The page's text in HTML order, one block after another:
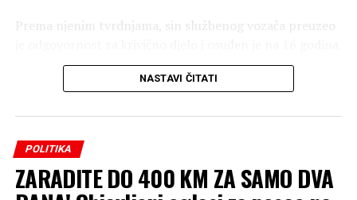
Prema njenim tvrdnjama, sin službenog vozača preuzeo
zatvora. Kako je navela, on je tokom postupka izjavio da
mu je otac pomagao tako što ga je prevozio, donosio
navodima istražilaca, locirani na adresi Ambasade BiH u
Danskoj.
Turkovićeva je istakla da je sud bio podijeljen kada je riječ
o krivičnoj odgovornosti službenog vozača, naglašavajući
NASTAVI ČITATI
POLITIKA
ZARADITE DO 400 KM ZA SAMO DVA